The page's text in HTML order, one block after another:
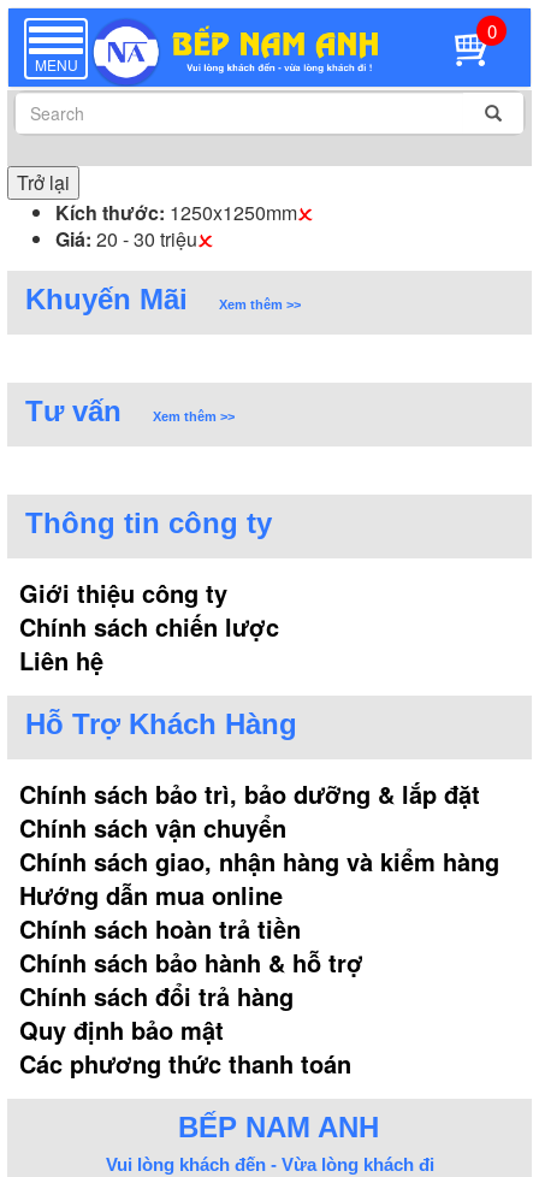
TOGGLE
NAVIGATION
MENU
0
Trở lại
Kích thước: 1250x1250mm
Giá: 20 - 30 triệu
Khuyến Mãi Xem thêm >>
Tư vấn Xem thêm >>
Thông tin công ty
Giới thiệu công ty
Chính sách chiến lược
Liên hệ
Hỗ Trợ Khách Hàng
Chính sách bảo trì, bảo dưỡng & lắp đặt
Chính sách vận chuyển
Chính sách giao, nhận hàng và kiểm hàng
Hướng dẫn mua online
Chính sách hoàn trả tiền
Chính sách bảo hành & hỗ trợ
Chính sách đổi trả hàng
Quy định bảo mật
Các phương thức thanh toán
BẾP NAM ANH
Vui lòng khách đến - Vừa lòng khách đi